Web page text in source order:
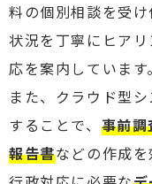
料の個別相談を受
状況を丁寧にヒア
応を案内しています。
また、クラウド型
することで、 事前
報告書などの作成を